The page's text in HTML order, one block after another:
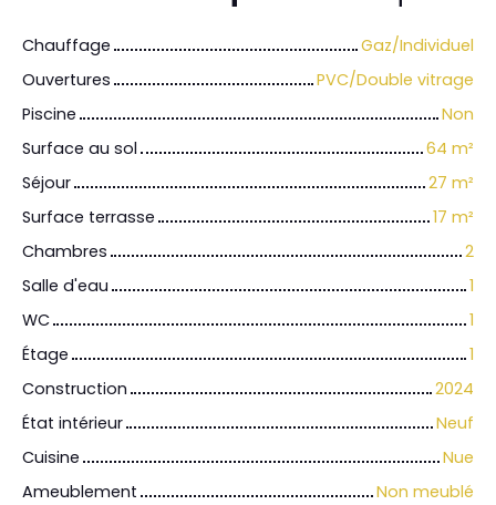
Chauffage
Gaz/Individuel
Ouvertures
PVC/Double vitrage
Piscine
Non
Surface au sol
64 m²
Séjour
27 m²
Surface terrasse
17 m²
Chambres
2
Salle d'eau
1
WC
1
Étage
1
Construction
2024
État intérieur
Neuf
Cuisine
Nue
Ameublement
Non meublé